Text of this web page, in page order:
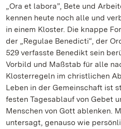
„Ora et labora”, Bete und
kennen heute noch alle und
in einem Kloster. Die knappe
der „Regulae Benedicti“, der
529 verfasste Benedikt sein
Vorbild und Maßstab für alle
Klosterregeln im christlichen
Leben in der Gemeinschaft ist
festen Tagesablauf von Gebet
Menschen von Gott ablenken.
untersagt, genauso wie